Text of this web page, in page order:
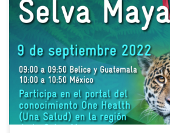
El día miércoles 10 de agosto del 2022, a las 09:00
y 10:00 am hora de México, con la presencia en
y miembros de organismos públicos, privados,
México, Guatemala y Belice, además de […]